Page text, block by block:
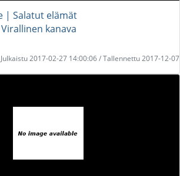
| Salatut elämät
kanava
Julkaistu 2017-02-27 14:00:06 / Tallennettu 2017-12-07